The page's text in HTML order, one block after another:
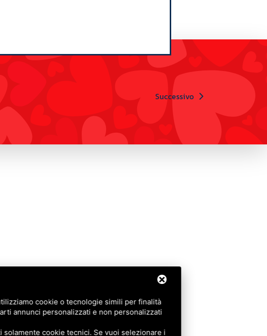
cookie o tecnologie simili per finalità
annunci personalizzati e non personalizzati
cookie tecnici. Se vuoi selezionare i
Successivo